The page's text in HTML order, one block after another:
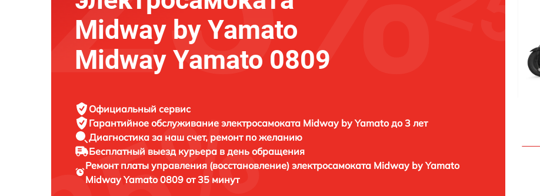
Midway by Yamato
Midway Yamato 0809
Официальный сервис
Гарантийное обслуживание электросамоката Midway by Yamato до 3 лет
Диагностика за наш счет, ремонт по желанию
Бесплатный выезд курьера в день обращения
Ремонт платы управления (восстановление) электросамоката Midway by Yamato
Midway Yamato 0809 от 35 минут